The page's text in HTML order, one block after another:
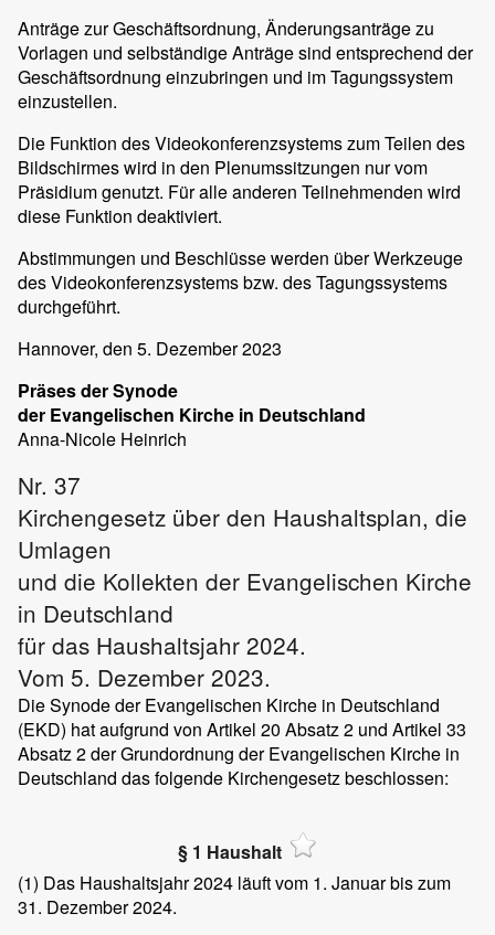
Anträge zur Geschäftsordnung, Änderungsanträge zu
Vorlagen und selbständige Anträge sind entsprechend der
Geschäftsordnung einzubringen und im Tagungssystem
einzustellen.
Die Funktion des Videokonferenzsystems zum Teilen des
Bildschirmes wird in den Plenumssitzungen nur vom
Präsidium genutzt. Für alle anderen Teilnehmenden wird
diese Funktion deaktiviert.
Abstimmungen und Beschlüsse werden über Werkzeuge
des Videokonferenzsystems bzw. des Tagungssystems
durchgeführt.
Hannover, den 5. Dezember 2023
Präses der Synode
der Evangelischen Kirche in Deutschland
Anna-Nicole Heinrich
Nr. 37
Kirchengesetz über den Haushaltsplan, die
Umlagen
und die Kollekten der Evangelischen Kirche
in Deutschland
für das Haushaltsjahr 2024.
Vom 5. Dezember 2023.
Die Synode der Evangelischen Kirche in Deutschland
(EKD) hat aufgrund von Artikel 20 Absatz 2 und Artikel 33
Absatz 2 der Grundordnung der Evangelischen Kirche in
Deutschland das folgende Kirchengesetz beschlossen:
§ 1 Haushalt
(1) Das Haushaltsjahr 2024 läuft vom 1. Januar bis zum
31. Dezember 2024.